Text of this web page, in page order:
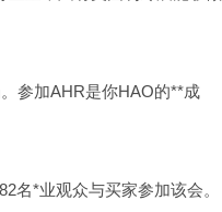
参加AHR是你HAO的**成
名*业观众与买家参加该会。